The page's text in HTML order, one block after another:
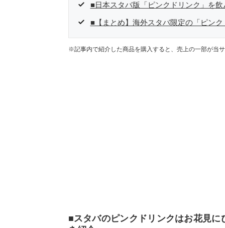
■日本スタバ版「ピンクドリンク」を
■【まとめ】海外スタバ限定の「ピン
※記事内で紹介した商品を購入すると、売上の一部が当
■スタバのピンクドリンクはお花見